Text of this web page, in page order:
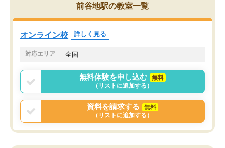
前谷地駅の教室一覧
オンライン校 詳しく見る
対応エリア 全国
無料体験を申し込む
無料
（リストに追加する）
資料を請求する
無料
（リストに追加する）